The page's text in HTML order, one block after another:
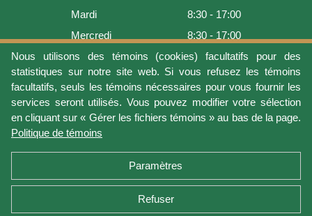
Nous utilisons des témoins (cookies) facultatifs pour des
statistiques sur notre site web. Si vous refusez les témoins
facultatifs, seuls les témoins nécessaires pour vous fournir les
services seront utilisés. Vous pouvez modifier votre sélection
en cliquant sur « Gérer les fichiers témoins » au bas de la page.
Politique de témoins
Paramètres
Refuser
Mardi
8:30 - 17:00
Mercredi
8:30 - 17:00
Jeudi
8:30 - 17:00
Vendredi
8:30 - 17:00
Samedi
9:00 - 16:00
Dimanche
Fermé